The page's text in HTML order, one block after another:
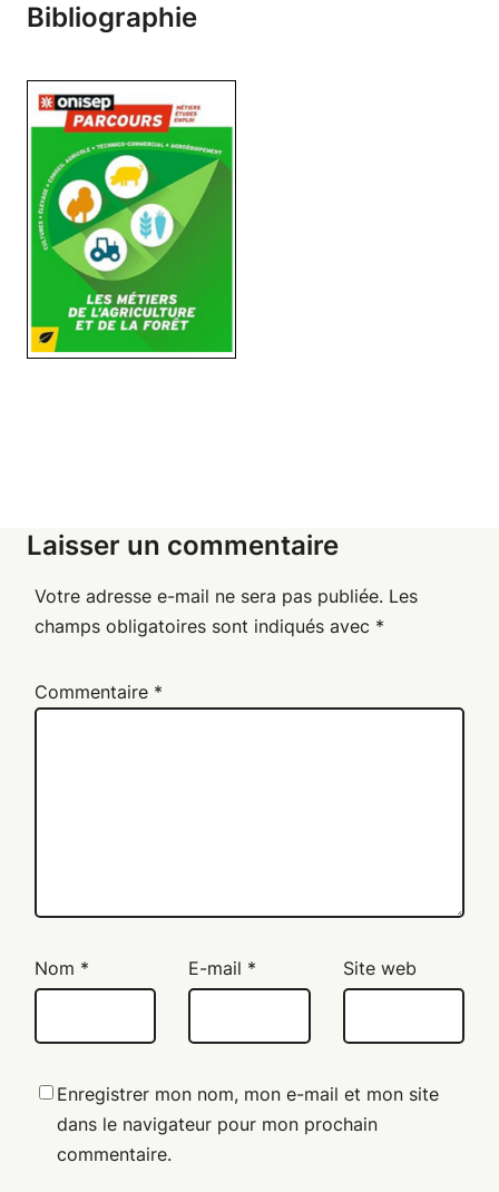
Bibliographie
Laisser un commentaire
Votre adresse e-mail ne sera pas publiée. Les
champs obligatoires sont indiqués avec *
Commentaire *
Nom * E-mail * Site web
Enregistrer mon nom, mon e-mail et mon site
dans le navigateur pour mon prochain
commentaire.